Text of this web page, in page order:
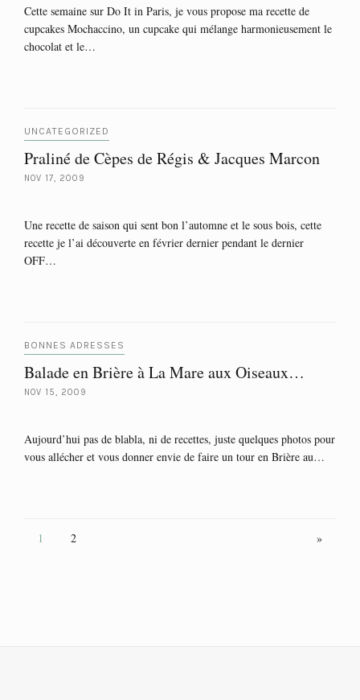
Cette semaine sur Do It in Paris, je vous propose ma recette de
cupcakes Mochaccino, un cupcake qui mélange harmonieusement le
chocolat et le…
UNCATEGORIZED
Praliné de Cèpes de Régis & Jacques Marcon
NOV 17, 2009
Une recette de saison qui sent bon l’automne et le sous bois, cette
recette je l’ai découverte en février dernier pendant le dernier
OFF…
BONNES ADRESSES
Balade en Brière à La Mare aux Oiseaux…
NOV 15, 2009
Aujourd’hui pas de blabla, ni de recettes, juste quelques photos pour
vous allécher et vous donner envie de faire un tour en Brière au…
1 2 »